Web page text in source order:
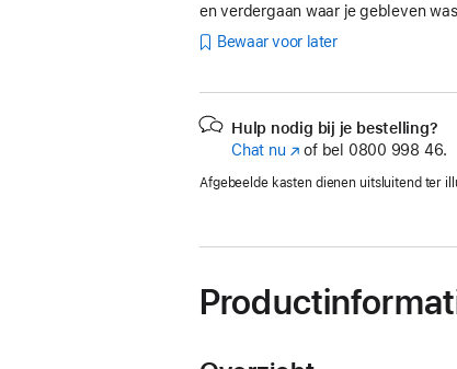
en verdergaan waar je gebleven
Bewaar voor later
Hulp nodig bij je bestelling?
Chat nu (Wordt
nieuw
of bel 0800 998 46.
Afgebeelde kasten dienen uitsluitend ter